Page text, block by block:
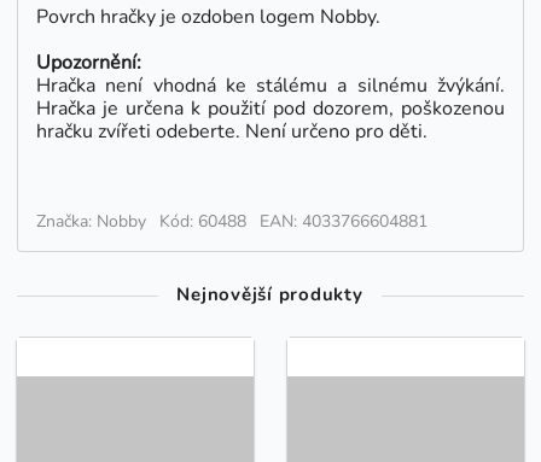
Povrch hračky je ozdoben logem Nobby.
Upozornění:
Hračka není vhodná ke stálému a silnému žvýkání.
Hračka je určena k použití pod dozorem, poškozenou
hračku zvířeti odeberte. Není určeno pro děti.
Značka: Nobby Kód: 60488 EAN: 4033766604881
Nejnovější produkty